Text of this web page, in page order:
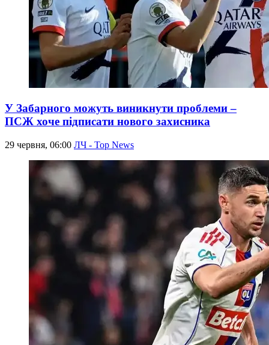
У Забарного можуть виникнути проблеми –
ПСЖ хоче підписати нового захисника
29 червня, 06:00 ЛЧ - Top News